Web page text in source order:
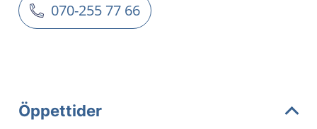
070-255 77 66
Öppettider